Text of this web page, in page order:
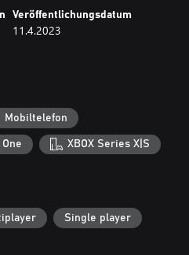
Veröffentlichungsdatum
11.4.2023
Mobiltelefon
One XBOX Series X|S
Single player